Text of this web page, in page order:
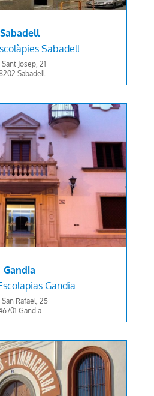
Sabadell
Sabadell
Sant Josep, 21
Sabadell
Gandia
scolapias Gandia
San Rafael, 25
Gandia